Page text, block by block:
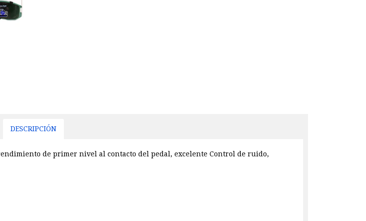
DESCRIPCIÓN
de primer nivel al contacto del pedal, excelente Control de ruido,